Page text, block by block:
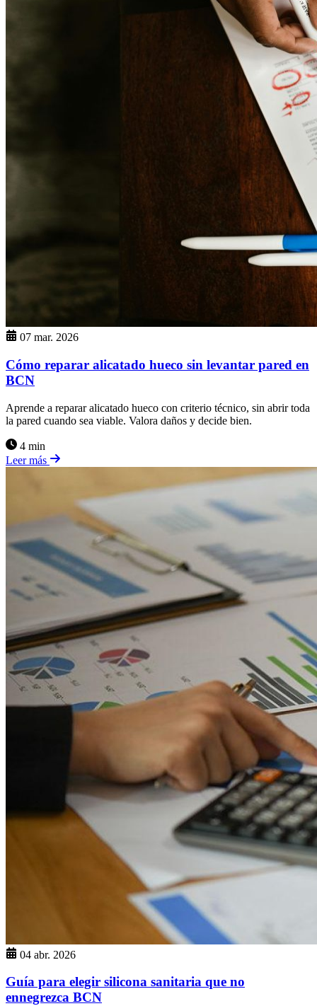
07 mar. 2026
Cómo reparar alicatado hueco sin levantar pared en
BCN
Aprende a reparar alicatado hueco con criterio técnico, sin abrir toda
la pared cuando sea viable. Valora daños y decide bien.
4 min
Leer más
04 abr. 2026
Guía para elegir silicona sanitaria que no
ennegrezca BCN